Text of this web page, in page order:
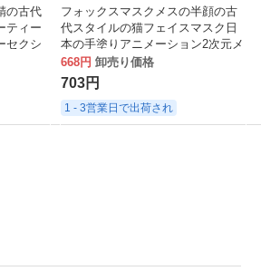
の古代
ティー
セクシ
写真
フォックスマスクメスの半顔の古
代スタイルの猫フェイスマスク日
本の手塗りアニメーション2次元メ
イクアップダンスミーティング
668円 卸売り価格
703円
1 - 3営業日で出荷され